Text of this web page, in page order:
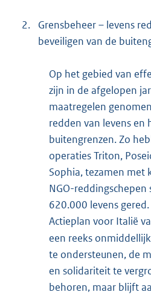
2.
Grensbeheer – levens
beveiligen van de
Op het gebied van
zijn in de afgelopen
maatregelen
redden van levens en
buitengrenzen. Zo
operaties Triton,
Sophia, tezamen met
NGO-
620.000 levens
Actieplan voor Italië
een reeks
te ondersteunen, de
en solidariteit te
behoren, maar blijft